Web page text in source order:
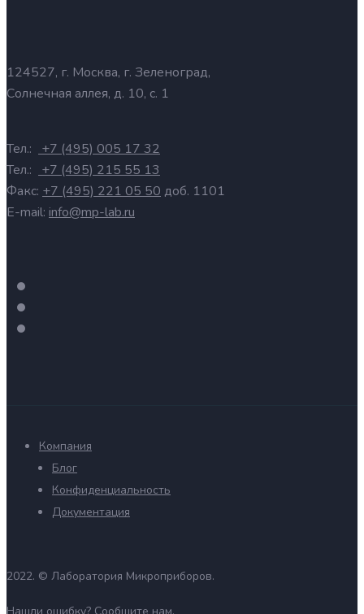
124527, г. Москва, г. Зеленоград,
Солнечная аллея, д. 10, с. 1
Тел.:
+7 (495) 005 17 32
Тел.:
+7 (495) 215 55 13
Факс: +7 (495) 221 05 50 доб. 1101
E-mail: info@mp-lab.ru
Компания
Блог
Конфиденциальность
Документация
2022. © Лаборатория Микроприборов.